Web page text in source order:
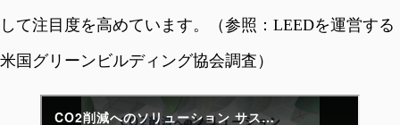
して注目度を高めています。（参照：LEEDを運営する
米国グリーンビルディング協会調査）